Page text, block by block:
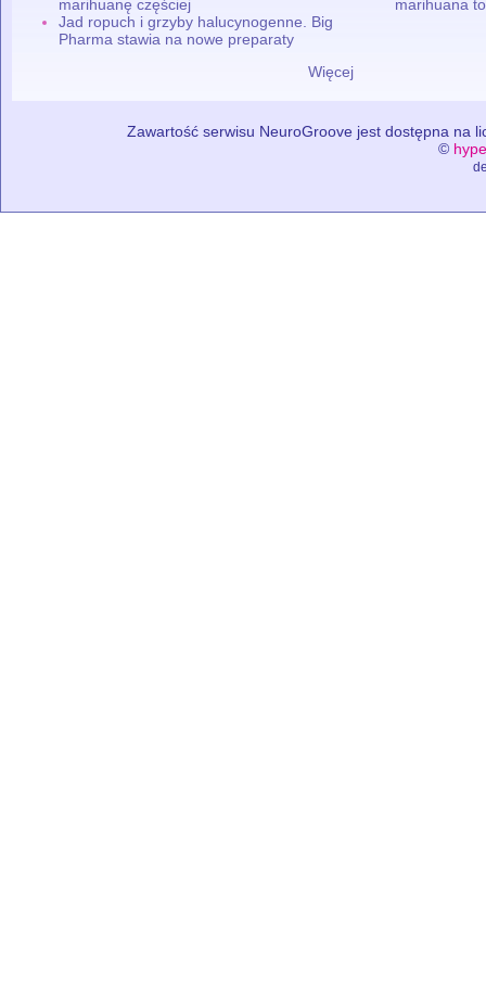
marihuanę częściej
Jad ropuch i grzyby halucynogenne. Big
Pharma stawia na nowe preparaty
Więcej
marihuana
Zawartość serwisu NeuroGroove jest dostępna na
©